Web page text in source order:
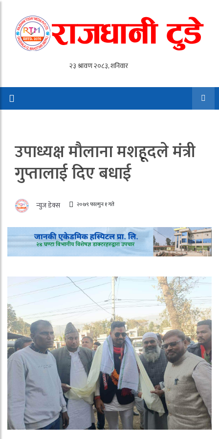
उपाध्यक्ष मौलाना मशहूदले मंत्री
गुप्तालाई दिए बधाई
न्युज डेक्स २०७९ फाल्गुन १ गते